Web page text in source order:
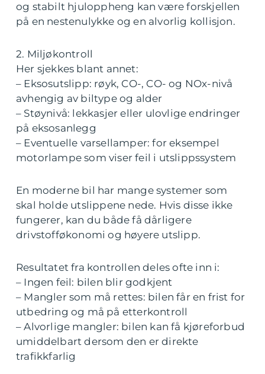
og stabilt hjuloppheng kan være forskjellen
på en nestenulykke og en alvorlig kollisjon.
2. Miljøkontroll
Her sjekkes blant annet:
– Eksosutslipp: røyk, CO-, CO- og NOx-nivå
avhengig av biltype og alder
– Støynivå: lekkasjer eller ulovlige endringer
på eksosanlegg
– Eventuelle varsellamper: for eksempel
motorlampe som viser feil i utslippssystem
En moderne bil har mange systemer som
skal holde utslippene nede. Hvis disse ikke
fungerer, kan du både få dårligere
drivstofføkonomi og høyere utslipp.
Resultatet fra kontrollen deles ofte inn i:
– Ingen feil: bilen blir godkjent
– Mangler som må rettes: bilen får en frist for
utbedring og må på etterkontroll
– Alvorlige mangler: bilen kan få kjøreforbud
umiddelbart dersom den er direkte
trafikkfarlig